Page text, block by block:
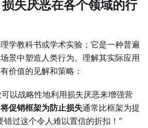
失厌恶在各个领域的行
学教科书或学术实验；它是一种普遍
景中塑造人类行为。理解其实际应用
价值的见解和策略：
可以战略性地利用损失厌恶来增强营
将促销框架为防止损失通常比框架为提
错过这个令人难以置信的折扣！"